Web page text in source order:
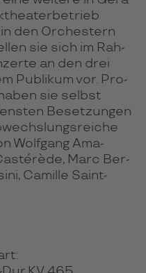
den Or­ches­tern
sie sich im Rah­
an den drei
Pub­li­kum vor. Pro­
sie selbst
Beset­zun­gen
Wolf­gang Ama­
Marc Ber­
Camille Saint-